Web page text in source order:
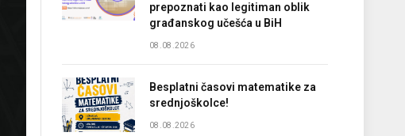
prepoznati kao legitiman oblik
građanskog učešća u BiH
08.08.2026
Besplatni časovi matematike za
srednjoškolce!
08.08.2026